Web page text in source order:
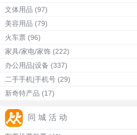
文体用品 (97)
美容用品 (79)
火车票 (96)
家具/家电/家饰 (222)
办公用品|设备 (337)
二手手机|手机号 (29)
新奇特产品 (17)
同城活动